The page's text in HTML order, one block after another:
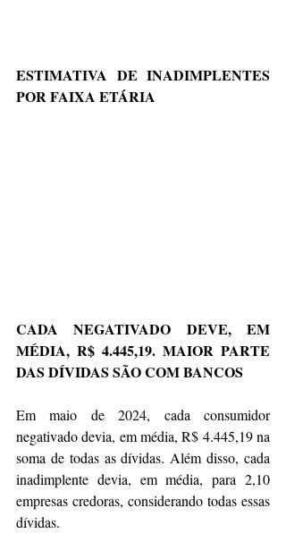
ESTIMATIVA DE INADIMPLENTES
POR FAIXA ETÁRIA
CADA NEGATIVADO DEVE, EM
MÉDIA, R$ 4.445,19. MAIOR PARTE
DAS DÍVIDAS SÃO COM BANCOS
Em maio de 2024, cada consumidor
negativado devia, em média, R$ 4.445,19 na
soma de todas as dívidas. Além disso, cada
inadimplente devia, em média, para 2,10
empresas credoras, considerando todas essas
dívidas.